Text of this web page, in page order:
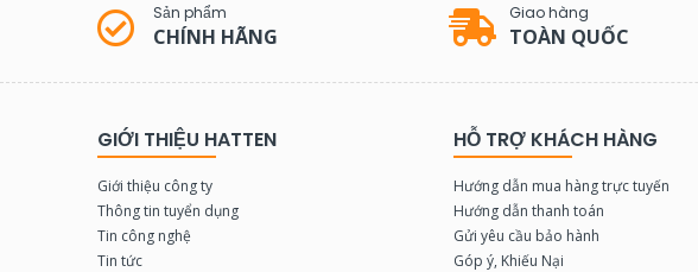
Sản phẩm
CHÍNH HÃNG
Giao hàng
TOÀN QUỐC
GIỚI THIỆU HATTEN
Giới thiệu công ty
Thông tin tuyển dụng
Tin công nghệ
Tin tức
HỖ TRỢ KHÁCH HÀNG
Hướng dẫn mua hàng trực tuyến
Hướng dẫn thanh toán
Gửi yêu cầu bảo hành
Góp ý, Khiếu Nại